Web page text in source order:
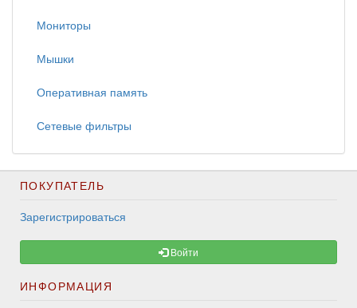
Мониторы
Мышки
Оперативная память
Сетевые фильтры
ПОКУПАТЕЛЬ
Зарегистрироваться
Войти
ИНФОРМАЦИЯ